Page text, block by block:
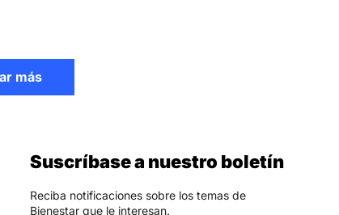
más
Suscríbase a nuestro boletín
Reciba notificaciones sobre los temas de
Bienestar que le interesan.